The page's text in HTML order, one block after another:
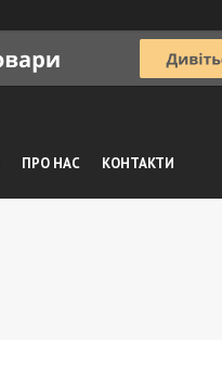
ПРО НАС КОНТАКТИ